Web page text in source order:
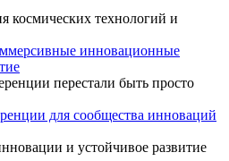
космических технологий и
инновационные
перестали быть просто
для сообщества инноваций
и устойчивое развитие